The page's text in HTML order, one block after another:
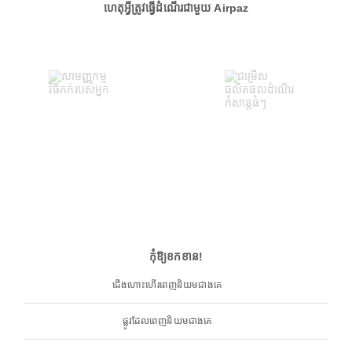
ហេតុអ្វីត្រូវធ្វើដំណើរជាមួយ Airpaz
កុំឱ្យខកខាន!
ជើងហោះហើរពេញនិយមជាងគេ
ផ្លូវដែលពេញនិយមជាងគេ